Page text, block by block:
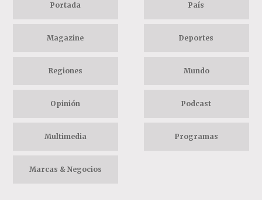
Portada País
Magazine Deportes
Regiones Mundo
Opinión Podcast
Multimedia Programas
Marcas & Negocios